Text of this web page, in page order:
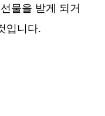
물을 받게 되거
입니다.